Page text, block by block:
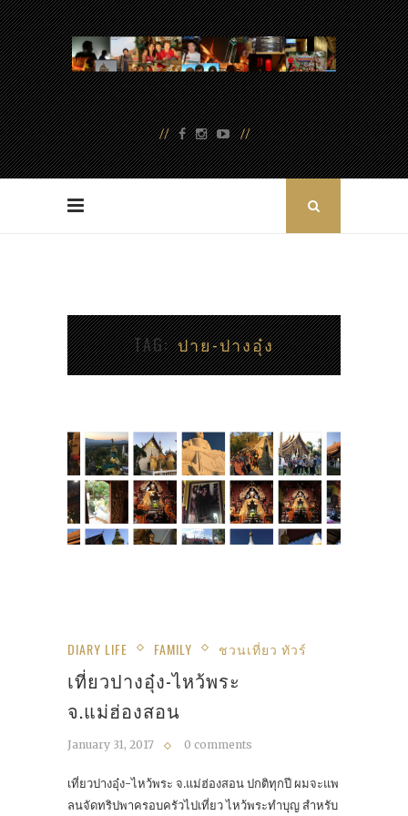
TAG ปาย-ปางอุ๋ง
DIARY LIFE FAMILY ชวนเที่ยว ทัวร์
เที่ยวปางอุ๋ง-ไหว้พระ
จ.แม่ฮ่องสอน
January 31, 2017 0 comments
เที่ยวปางอุ๋ง-ไหว้พระ จ.แม่ฮ่องสอน ปกติทุกปี ผมจะแพ
ลนจัดทริปพาครอบครัวไปเที่ยว ไหว้พระทำบุญ สำหรับ